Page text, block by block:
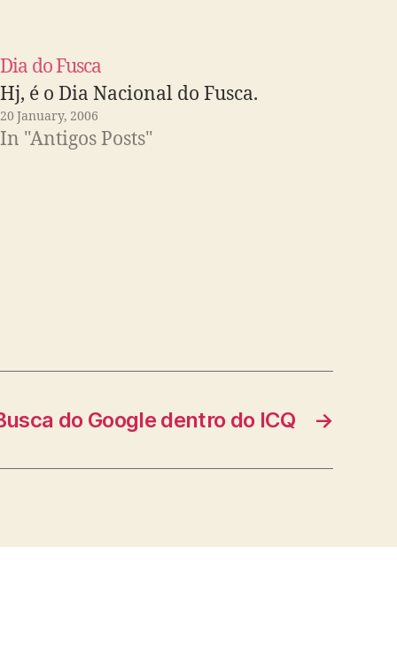
Dia do Fusca
Hj, é o Dia Nacional do Fusca.
20 January, 2006
In "Antigos Posts"
→
do Google dentro do ICQ